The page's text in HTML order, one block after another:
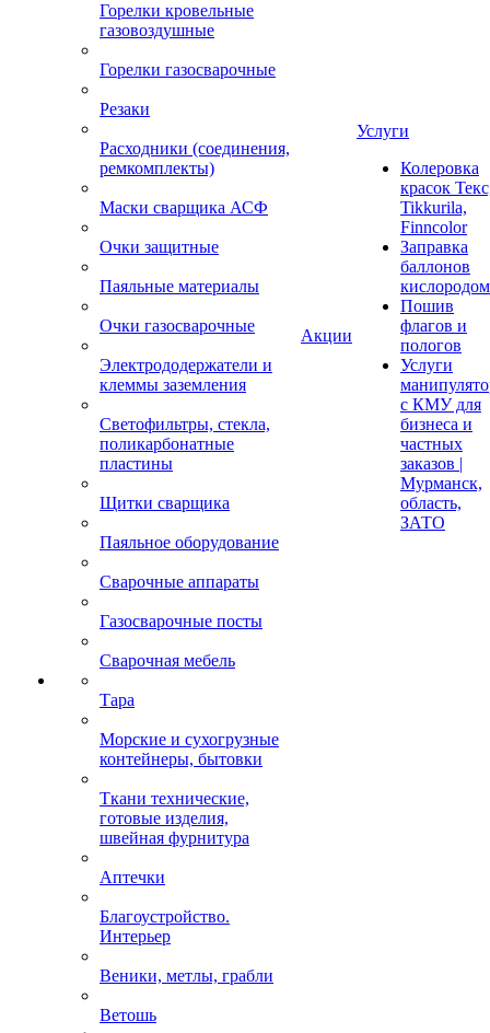
Горелки кровельные
газовоздушные
Горелки газосварочные
Резаки
Расходники (соединения,
ремкомплекты)
Маски сварщика АСФ
Очки защитные
Паяльные материалы
Очки газосварочные
Электрододержатели и
клеммы заземления
Светофильтры, стекла,
поликарбонатные
пластины
Щитки сварщика
Паяльное оборудование
Сварочные аппараты
Газосварочные посты
Сварочная мебель
Тара
Морские и сухогрузные
контейнеры, бытовки
Ткани технические,
готовые изделия,
швейная фурнитура
Аптечки
Благоустройство.
Интерьер
Веники, метлы, грабли
Ветошь
Акции
Услуги
Колеровка
красок
Tikkurila,
Finncolor
Заправка
баллонов
кислородом
Пошив
флагов и
пологов
Услуги
с КМУ для
бизнеса и
частных
заказов |
Мурманск,
область,
ЗАТО